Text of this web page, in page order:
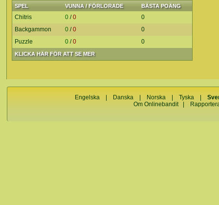
SPEL VUNNA / FÖRLORADE BÄSTA POÄNG
KLICKA HÄR FÖR ATT SE MER
Chitris 0 /0
0
Backgammon
0 /0
0
Puzzle
0 /0 0
Engelska Danska Norska |Tyska |
Om Onlinebandit|